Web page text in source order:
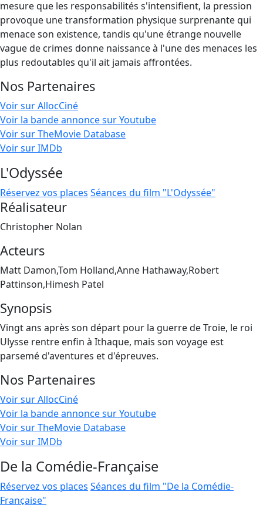
mesure que les responsabilités s'intensifient, la pression
provoque une transformation physique surprenante qui
menace son existence, tandis qu'une étrange nouvelle
vague de crimes donne naissance à l'une des menaces les
plus redoutables qu'il ait jamais affrontées.
Nos Partenaires
Voir sur AllocCiné
Voir la bande annonce sur Youtube
Voir sur TheMovie Database
Voir sur IMDb
L'Odyssée
Réservez vos places Séances du film "L'Odyssée"
Réalisateur
Christopher Nolan
Acteurs
Matt Damon,Tom Holland,Anne Hathaway,Robert
Pattinson,Himesh Patel
Synopsis
Vingt ans après son départ pour la guerre de Troie, le roi
Ulysse rentre enfin à Ithaque, mais son voyage est
parsemé d'aventures et d'épreuves.
Nos Partenaires
Voir sur AllocCiné
Voir la bande annonce sur Youtube
Voir sur TheMovie Database
Voir sur IMDb
De la Comédie-Française
Réservez vos places Séances du film "De la Comédie-
Française"